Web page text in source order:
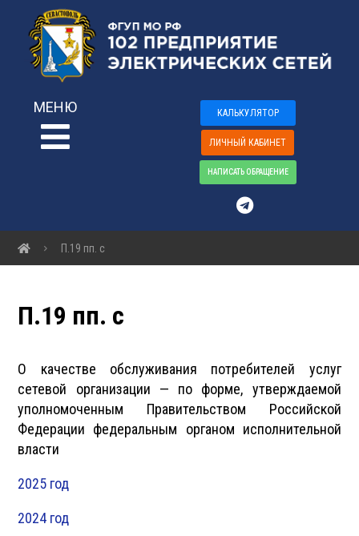
МЕНЮ КАЛЬКУЛЯТОР
ЛИЧНЫЙ КАБИНЕТ
НАПИСАТЬ ОБРАЩЕНИЕ
П.19 пп. с
П.19 пп. с
О качестве обслуживания потребителей услуг
сетевой организации — по форме, утверждаемой
уполномоченным Правительством Российской
Федерации федеральным органом исполнительной
власти
2025 год
2024 год